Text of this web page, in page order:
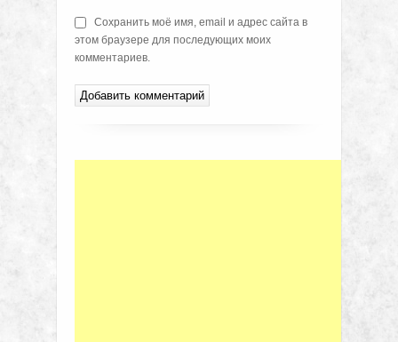
Сохранить моё имя, email и адрес сайта в
этом браузере для последующих моих
комментариев.